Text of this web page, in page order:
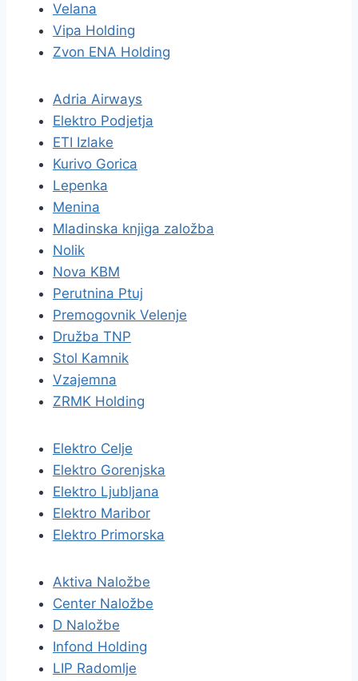
Velana
Vipa Holding
Zvon ENA Holding
Adria Airways
Elektro Podjetja
ETI Izlake
Kurivo Gorica
Lepenka
Menina
Mladinska knjiga založba
Nolik
Nova KBM
Perutnina Ptuj
Premogovnik Velenje
Družba TNP
Stol Kamnik
Vzajemna
ZRMK Holding
Elektro Celje
Elektro Gorenjska
Elektro Ljubljana
Elektro Maribor
Elektro Primorska
Aktiva Naložbe
Center Naložbe
D Naložbe
Infond Holding
LIP Radomlje